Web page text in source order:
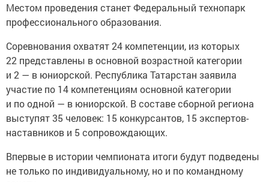
Местом проведения станет Федеральный технопарк
профессионального образования.
Соревнования охватят 24 компетенции, из которых
22 представлены в основной возрастной категории
и 2 — в юниорской. Республика Татарстан заявила
участие по 14 компетенциям основной категории
и по одной — в юниорской. В составе сборной региона
выступят 35 человек: 15 конкурсантов, 15 экспертов-
наставников и 5 сопровождающих.
Впервые в истории чемпионата итоги будут подведены
не только по индивидуальному, но и по командному